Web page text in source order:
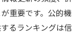
重要です。公的機
るランキングは